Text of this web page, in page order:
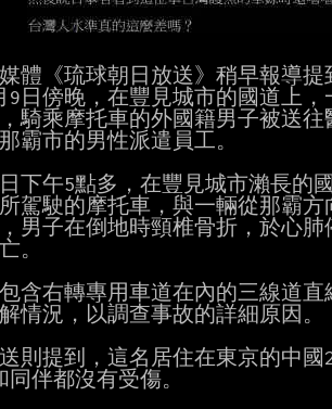
體《琉球朝日放送》稍早報導提
9日傍晚，在豐見城市的國道上
騎乘摩托車的外國籍男子被送
霸市的男性派遣員工。
下午5點多，在豐見城市瀨長的
駕駛的摩托車，與一輛從那霸
男子在倒地時頸椎骨折，於心
。
含右轉專用車道在內的三線道
情況，以調查事故的詳細原因。
則提到，這名居住在東京的中
伴都沒有受傷。